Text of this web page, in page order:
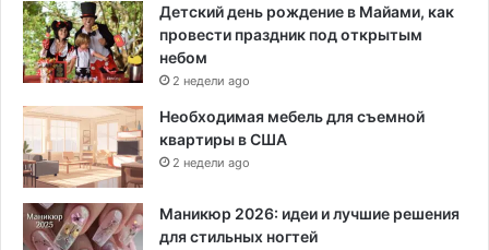
Детский день рождение в Майами, как
провести праздник под открытым
небом
2 недели ago
Необходимая мебель для съемной
квартиры в США
2 недели ago
Маникюр 2026: идеи и лучшие решения
для стильных ногтей